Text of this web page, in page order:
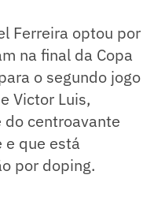
Ferreira optou por
na final da Copa
o segundo jogo
Victor Luis,
centroavante
e que está
por doping.